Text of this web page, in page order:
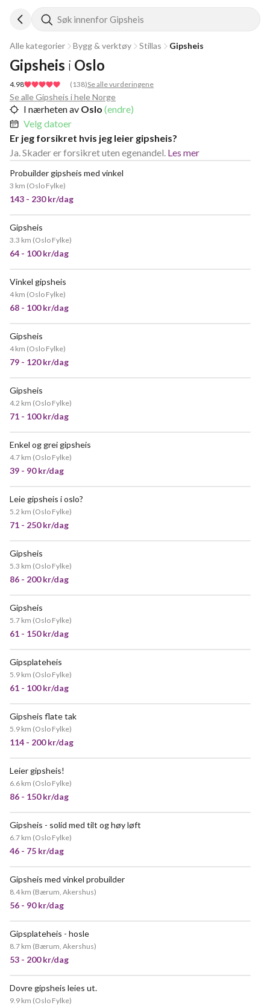
Søk innenfor Gipsheis
Alle kategorier Bygg & verktøy Stillas Gipsheis
4.98 ( 138)Se alle vurderingene
Gipsheis i Oslo
Se alle Gipsheis i hele Norge
I nærheten av Oslo (endre)
Velg datoer
Er jeg forsikret hvis jeg leier gipsheis?
Ja. Skader er forsikret uten egenandel. Les mer
Probuilder gipsheis med vinkel
3 km (Oslo Fylke)
143 - 230 kr/dag
Gipsheis
3.3 km (Oslo Fylke)
64 - 100 kr/dag
Vinkel gipsheis
4 km (Oslo Fylke)
68 - 100 kr/dag
Gipsheis
4 km (Oslo Fylke)
79 - 120 kr/dag
Gipsheis
4.2 km (Oslo Fylke)
71 - 100 kr/dag
Enkel og grei gipsheis
4.7 km (Oslo Fylke)
39 - 90 kr/dag
Leie gipsheis i oslo?
5.2 km (Oslo Fylke)
71 - 250 kr/dag
Gipsheis
5.3 km (Oslo Fylke)
86 - 200 kr/dag
Gipsheis
5.7 km (Oslo Fylke)
61 - 150 kr/dag
Gipsplateheis
5.9 km (Oslo Fylke)
61 - 100 kr/dag
Gipsheis flate tak
5.9 km (Oslo Fylke)
114 - 200 kr/dag
Leier gipsheis!
6.6 km (Oslo Fylke)
86 - 150 kr/dag
Gipsheis - solid med tilt og høy løft
6.7 km (Oslo Fylke)
46 - 75 kr/dag
Gipsheis med vinkel probuilder
8.4 km (Bærum, Akershus)
56 - 90 kr/dag
Gipsplateheis - hosle
8.7 km (Bærum, Akershus)
53 - 200 kr/dag
Dovre gipsheis leies ut.
9.9 km (Oslo Fylke)